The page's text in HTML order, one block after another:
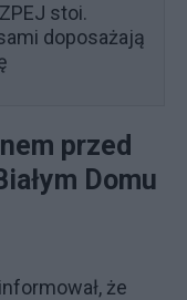
stoi.
doposażają
przed
Domu
że